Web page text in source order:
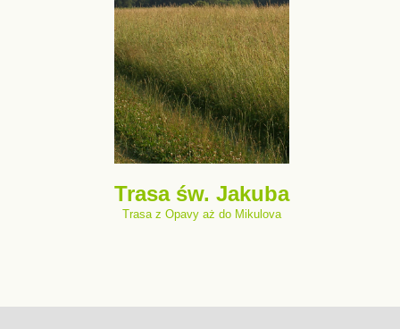
Trasa św. Jakuba
Trasa z Opavy aż do Mikulova